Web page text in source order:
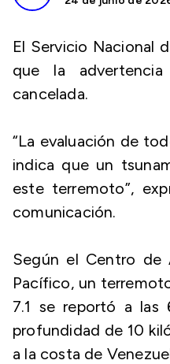
El Servicio Nacional
que la
cancelada.
“La evaluación de
indica que un
este terremoto”,
comunicación.
Según el Centro de
Pacífico, un
7.1 se reportó a
profundidad de 10
a la costa de